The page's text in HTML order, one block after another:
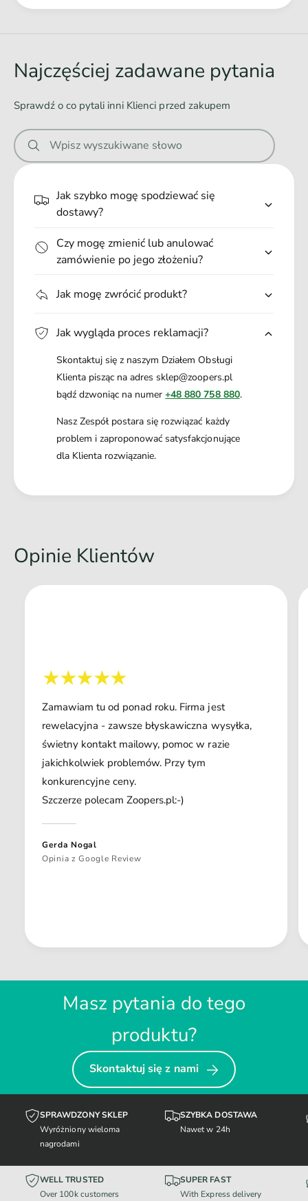
w
i
e
Najczęściej zadawane pytania
Sprawdź o co pytali inni Klienci przed zakupem
Wpisz wyszukiwane słowo
Jak szybko mogę spodziewać się
dostawy?
Czy mogę zmienić lub anulować
zamówienie po jego złożeniu?
Jak mogę zwrócić produkt?
Jak wygląda proces reklamacji?
Skontaktuj się z naszym Działem Obsługi
Klienta pisząc na adres sklep@zoopers.pl
bądź dzwoniąc na numer+48 880 758 880.
Nasz Zespół postara się rozwiązać każdy
problem i zaproponować satysfakcjonujące
dla Klienta rozwiązanie.
Opinie Klientów
Zamawiam tu od ponad roku. Firma jest
rewelacyjna - zawsze błyskawiczna wysyłka,
świetny kontakt mailowy, pomoc w razie
jakichkolwiek problemów. Przy tym
konkurencyjne ceny.
Szczerze polecam Zoopers.pl:-)
Gerda Nogal
Opinia z Google Review
Masz pytania do tego
produktu?
Skontaktuj się z nami
SPRAWDZONY SKLEP
Wyróżniony wieloma
nagrodami
SZYBKA DOSTAWA
Nawet w 24h
WELL TRUSTED
Over 100k customers
SUPER FAST
With Express delivery